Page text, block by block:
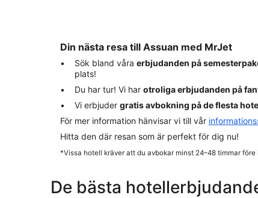
Din nästa resa till Assuan med MrJet
Sök bland våra erbjudanden på
plats!
Du har tur! Vi har otroliga erbjudanden på
Vi erbjuder gratis avbokning på de flesta
För mer information hänvisar vi till vår
Hitta den där resan som är perfekt för dig nu!
*Vissa hotell kräver att du avbokar minst 24–48 timmar
De bästa